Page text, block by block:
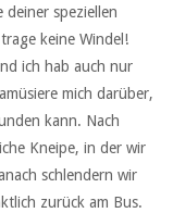
deiner speziellen
keine Windel!
ich hab auch nur
mich darüber,
kann. Nach
Kneipe, in der wir
schlendern wir
zurück am Bus.